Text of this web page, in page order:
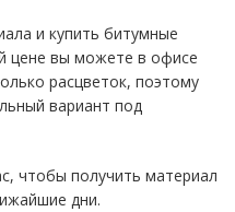
и купить битумные
цене вы можете в офисе
расцветок, поэтому
вариант под
чтобы получить материал
дни.